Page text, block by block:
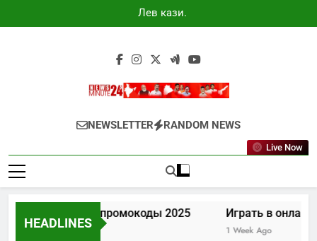
to
Лев казино
промокоды
Newsminute24
Get All Updated Telugu News
NEWSLETTER RANDOM NEWS
Live Now
HEADLINES
Лев казино промокоды 2025
5 Days Ago
Играть в онлайн
1 Week Ago